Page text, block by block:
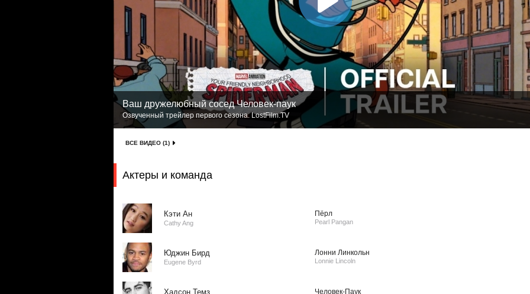
Ваш дружелюбный сосед Человек-паук
Озвученный трейлер первого сезона. LostFilm.TV
ВСЕ ВИДЕО (1)
Актеры и команда
Кэти Ан
Cathy Ang
Пёрл
Pearl Pangan
Юджин Бирд
Eugene Byrd
Лонни Линкольн
Lonnie Lincoln
Хадсон Темз Человек-Паук